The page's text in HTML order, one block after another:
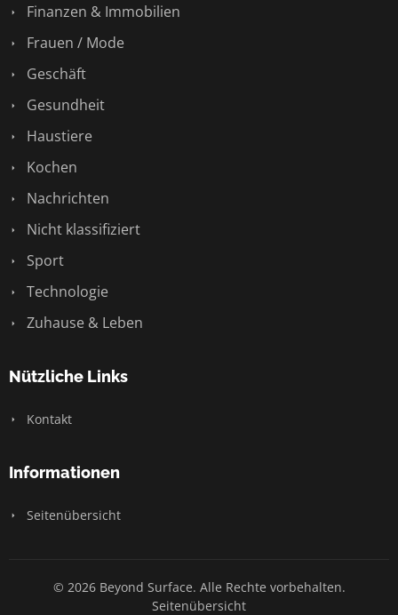
Finanzen & Immobilien
Frauen / Mode
Geschäft
Gesundheit
Haustiere
Kochen
Nachrichten
Nicht klassifiziert
Sport
Technologie
Zuhause & Leben
Nützliche Links
Kontakt
Informationen
Seitenübersicht
© 2026 Beyond Surface. Alle Rechte vorbehalten.
Seitenübersicht